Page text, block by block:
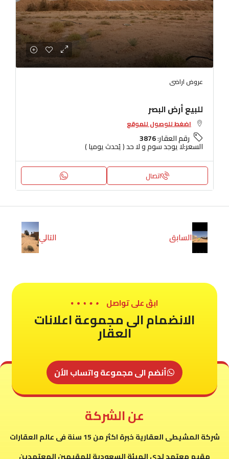
عروض اراضى
للبيع أرض البصر
اضغط للوصول للموقع
رقم العقار:3876
السعر:لا يوجد سوم و لا حد ( يُحدث يوميا )
اتصال
السابق التالي
ابقَ على تواصل
الانضمام الى مجموعة اعلانات
العقار
أنضم الى مجموعة واتساب الأن
عن الشركة
شركة المشيطى العقارية خبرة اكثر من 15 سنة فى عالم العقارات
مقيم معتمد لدى الهيئة السعودية للمقيمين المعتمدين